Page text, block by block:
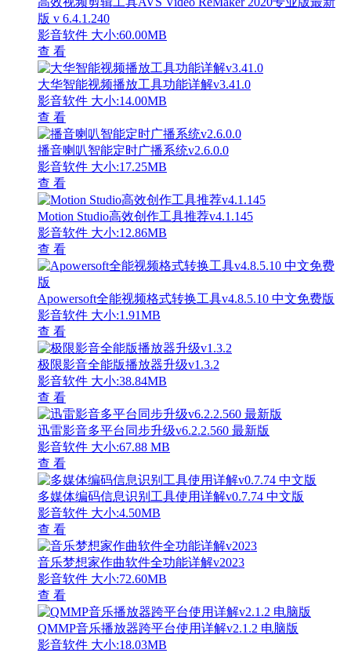
版 v 6.4.1.240
影音软件 大小:60.00MB
查 看
大华智能视频播放工具功能详解v3.41.0
影音软件 大小:14.00MB
查 看
播音喇叭智能定时广播系统v2.6.0.0
影音软件 大小:17.25MB
查 看
Motion Studio高效创作工具推荐v4.1.145
影音软件 大小:12.86MB
查 看
Apowersoft全能视频格式转换工具v4.8.5.10 中文免费版
影音软件 大小:1.91MB
查 看
极限影音全能版播放器升级v1.3.2
影音软件 大小:38.84MB
查 看
迅雷影音多平台同步升级v6.2.2.560 最新版
影音软件 大小:67.88 MB
查 看
多媒体编码信息识别工具使用详解v0.7.74 中文版
影音软件 大小:4.50MB
查 看
音乐梦想家作曲软件全功能详解v2023
影音软件 大小:72.60MB
查 看
QMMP音乐播放器跨平台使用详解v2.1.2 电脑版
影音软件 大小:18.03MB